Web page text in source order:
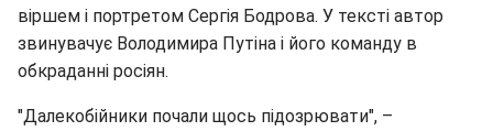
віршем і портретом Сергія Бодрова. У тексті автор
звинувачує Володимира Путіна і його команду в
обкраданні росіян.
"Далекобійники почали щось підозрювати", –